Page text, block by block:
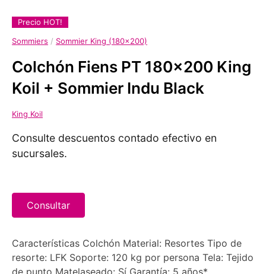
Precio HOT!
Sommiers / Sommier King (180x200)
Colchón Fiens PT 180x200 King
Koil + Sommier Indu Black
King Koil
Consulte descuentos contado efectivo en
sucursales.
Consultar
Características Colchón Material: Resortes Tipo de
resorte: LFK Soporte: 120 kg por persona Tela: Tejido
de punto Matelaseado: Sí Garantía: 5 años*